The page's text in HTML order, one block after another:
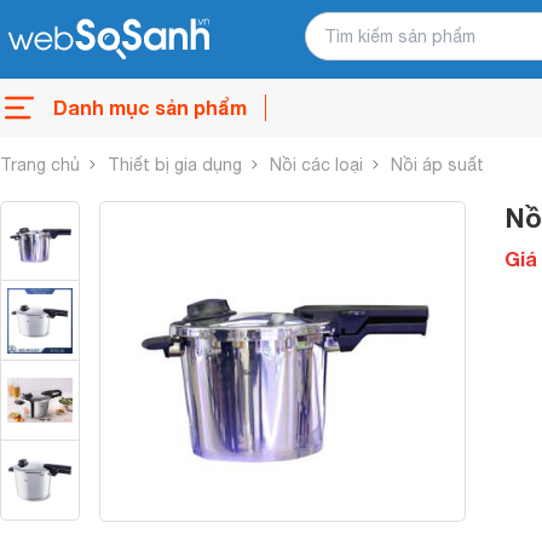
Danh mục sản phẩm
Trang chủ Thiết bị gia dụng Nồi các loại Nồi áp suất
Giá